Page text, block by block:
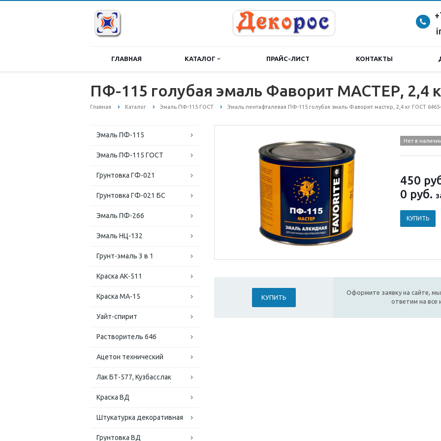
ГЛАВНАЯ КАТАЛОГ ПРАЙС-ЛИСТ КОНТАКТЫ
ПФ-115 голубая эмаль Фаворит МАСТЕР, 2,4
Главная Каталог Эмаль ПФ-115 ГОСТ Эмаль пентафталевая ПФ-115 голубая эмаль Фаворит мастер, 2,4 кг ГОСТ
Эмаль ПФ-115
Эмаль ПФ-115 ГОСТ
Грунтовка ГФ-021
Грунтовка ГФ-021 БС
Эмаль ПФ-266
Эмаль НЦ-132
Грунт-эмаль 3 в 1
Краска АК-511
Краска МА-15
Уайт-спирит
Растворитель 646
Ацетон технический
Лак БТ-577, Кузбасслак
Краска ВД
Штукатурка декоративная
Грунтовка ВД
Нет в
450
0 руб.
КУПИТЬ
КУПИТЬ
Оформите заявку на сайте,
ответим на все